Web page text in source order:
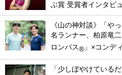
ぶ賞 受賞者インタビュ
《山の神対談》「や
名ランナー、柏原竜
ロンパス® 」×コンデ
「少しぼやけている